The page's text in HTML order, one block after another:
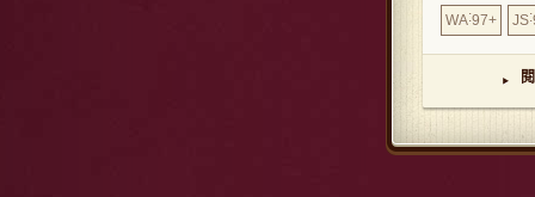
WA:97+ JS:
▸